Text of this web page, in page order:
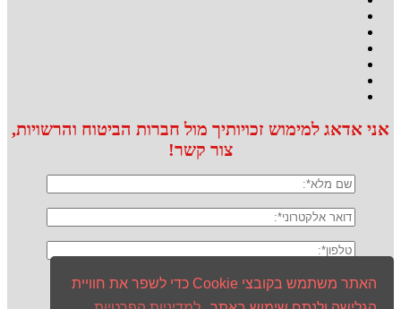
האתר משתמש בקובצי Cookie כדי לשפר את חוויית
אני אדאג למימוש זכויותיך מול חברות הביטוח והרשויות,
צור קשר!